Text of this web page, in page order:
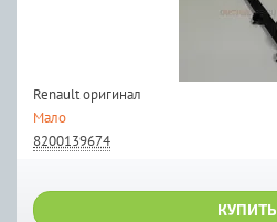
Renault оригинал
Мало
8200139674
КУПИТЬ